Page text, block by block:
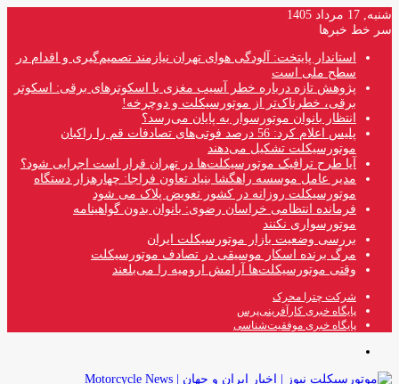
شنبه, 17 مرداد 1405
سر خط خبرها
استاندار پایتخت: آلودگی هوای تهران نیازمند تصمیم‌گیری و اقدام در
سطح ملی است
پژوهش تازه درباره خطر آسیب مغزی با اسکوترهای برقی: اسکوتر
برقی، خطرناک‌تر از موتورسیکلت و دوچرخه!
انتظار بانوان موتورسوار به پایان می‌رسد؟
پلیس اعلام کرد: 56 درصد فوتی‌های تصادفات قم را راکبان
موتورسیکلت تشکیل می‌دهند
آیا طرح ترافیک موتورسیکلت‌ها در تهران قرار است اجرایی شود؟
مدیر عامل موسسه راهگشا بنیاد تعاون فراجا: چهارهزار دستگاه
موتورسیکلت روزانه در کشور تعویض پلاک می شود
فرمانده انتظامی خراسان رضوی: بانوان بدون گواهینامه
موتورسواری نکنند
بررسی وضعیت بازار موتورسیکلت ایران
مرگ برنده اسکار موسیقی در تصادف موتورسیکلت
وقتی موتورسیکلت‌ها آرامش ارومیه را می‌بلعند
شرکت چترا محرک
پایگاه خبری کارآفرینی‌پرس
پایگاه خبری موفقیت‌شناسی